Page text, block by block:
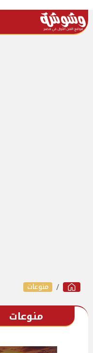
منوعات
منوعات